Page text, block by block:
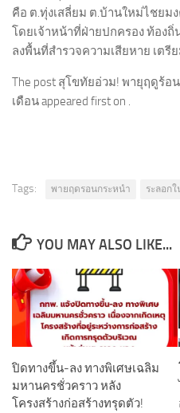
คือ ต.ทุ่งเสลี่ยม ต.บ้านใหม่ไชยม
โดยเจ้าหน้าที่ฝ่ายปกครอง ท้องถิ่
ลงพื้นที่สำรวจความเสียหาย เตรี
The post สุโขทัยอ่วม! พายุฤดูร้อ
เดือน appeared first on .
Tags: พายฤดรอนกระหนำ ระลอก
YOU MAY ALSO LIKE...
ปิดทางขึ้น-ลง ทางพิเศษเฉลิม
มหานครชั่วคราว หลัง
โครงสร้างก่อสร้างทรุดตัว!